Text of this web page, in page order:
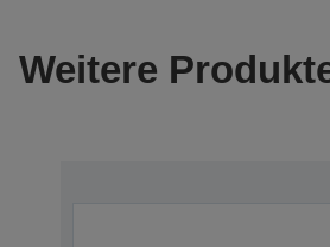
Weitere